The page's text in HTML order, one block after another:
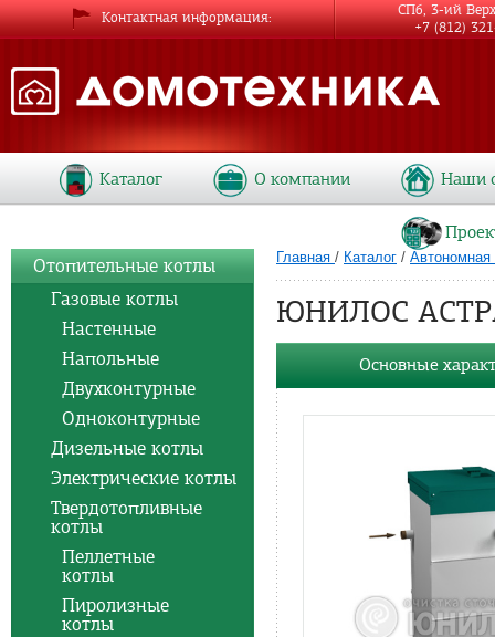
Главная / Каталог / Автономная
ЮНИЛОС
Основные
Отопительные котлы
Газовые котлы
Настенные
Напольные
Двухконтурные
Одноконтурные
Дизельные котлы
Электрические котлы
Твердотопливные
котлы
Пеллетные
котлы
Пиролизные
котлы
Каталог О компании Наши
Контактная информация
СПб, 3-ий
+7 (812)